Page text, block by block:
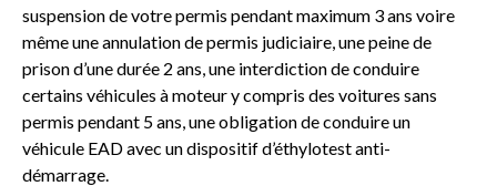
suspension de votre permis pendant maximum 3 ans voire
même une annulation de permis judiciaire, une peine de
prison d’une durée 2 ans, une interdiction de conduire
certains véhicules à moteur y compris des voitures sans
permis pendant 5 ans, une obligation de conduire un
véhicule EAD avec un dispositif d’éthylotest anti-
démarrage.